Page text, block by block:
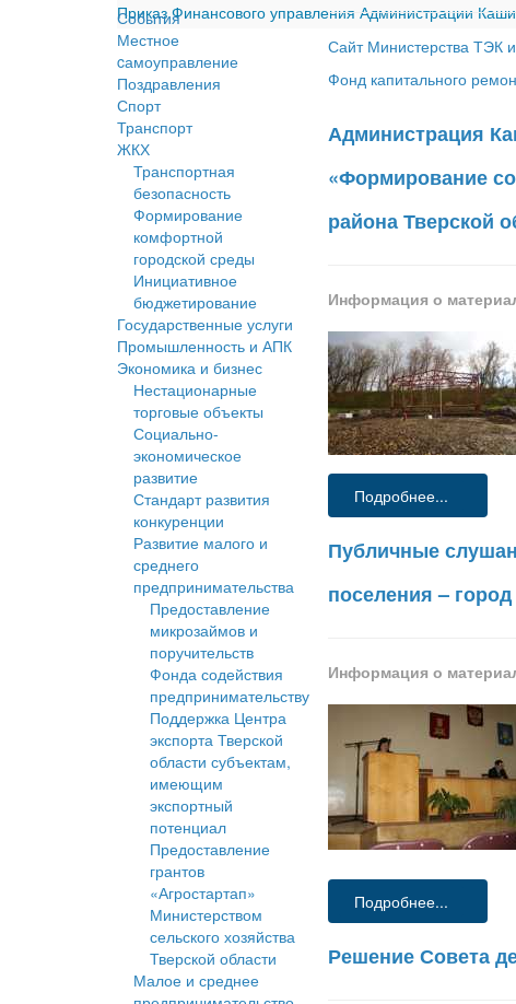
Приказ Финансового управления Администрации
События
Местное
cамоуправление
Поздравления
Спорт
Транспорт
ЖКХ
Транспортная
безопасность
Формирование
комфортной
городской среды
Инициативное
бюджетирование
Государственные услуги
Промышленность и АПК
Экономика и бизнес
Нестационарные
торговые объекты
Социально-
экономическое
развитие
Стандарт развития
конкуренции
Развитие малого и
среднего
предпринимательства
Предоставление
микрозаймов и
поручительств
Фонда содействия
предпринимательству
Поддержка Центра
экспорта Тверской
области субъектам,
имеющим
экспортный
потенциал
Предоставление
грантов
«Агростартап»
Министерством
сельского хозяйства
Тверской области
Малое и среднее
Сайт Министерства ТЭК
Фонд капитального
Администрация
«Формирование
района Тверской
Информация о
Подробнее...
Публичные
поселения –
Информация о
Подробнее...
Решение Совета